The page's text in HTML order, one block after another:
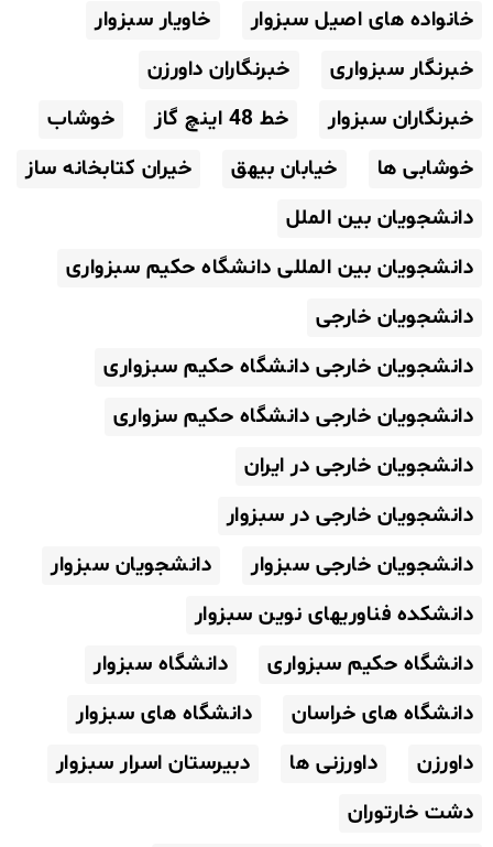
خانواده های اصیل سبزوار
خاویار سبزوار
خبرنگار سبزواری
خبرنگاران داورزن
خبرنگاران سبزوار
خط 48 اینچ گاز
خوشاب
خوشابی ها
خیابان بیهق
خیران کتابخانه ساز
دانشجویان بین الملل
دانشجویان بین المللی دانشگاه حکیم سبزواری
دانشجویان خارجی
دانشجویان خارجی دانشگاه حکیم سبزواری
دانشجویان خارجی دانشگاه حکیم سزواری
دانشجویان خارجی در ایران
دانشجویان خارجی در سبزوار
دانشجویان خارجی سبزوار
دانشجویان سبزوار
دانشکده فناوریهای نوین سبزوار
دانشگاه حکیم سبزواری
دانشگاه سبزوار
دانشگاه های خراسان
دانشگاه های سبزوار
داورزن
داورزنی ها
دبیرستان اسرار سبزوار
دشت خارتوران